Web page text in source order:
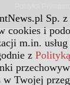
Sp.
cookies i
m.in.
z
Twojej